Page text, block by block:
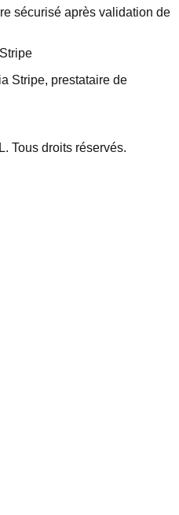
sécurisé après validation de
Stripe, prestataire de
Tous droits réservés.